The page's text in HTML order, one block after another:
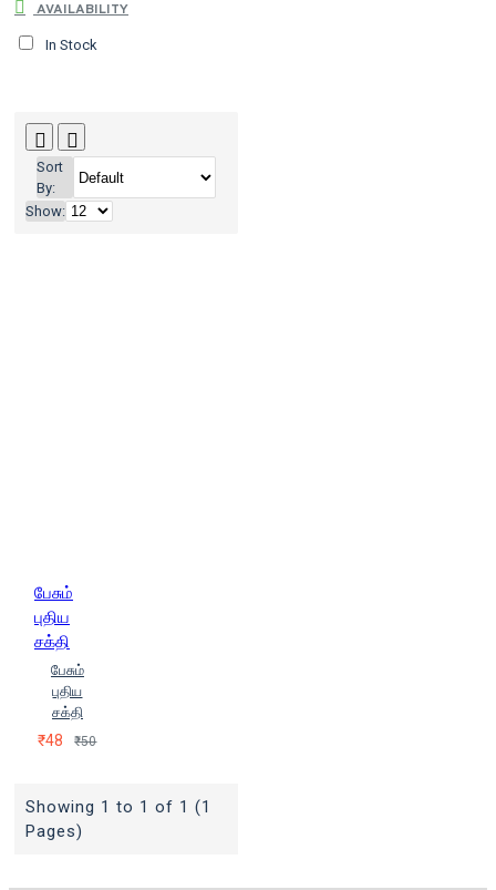
AVAILABILITY
In Stock
Sort
By:
Show:
பேசும்
புதிய
சக்தி
பேசும்
புதிய
சக்தி
₹48 ₹50
Showing 1 to 1 of 1 (1
Pages)